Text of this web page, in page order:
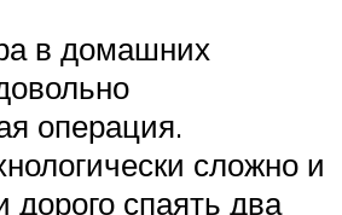
в домашних
операция.
сложно и
дорого спаять два